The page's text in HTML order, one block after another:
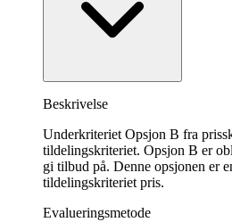
Beskrivelse
Underkriteriet Opsjon B fra
tildelingskriteriet. Opsjon B er
gi tilbud på. Denne opsjonen er
tildelingskriteriet pris.
Evalueringsmetode